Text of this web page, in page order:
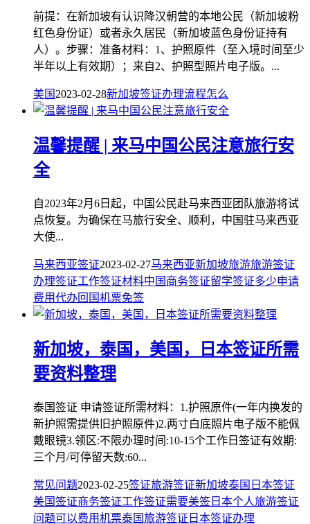
前提：在新加坡有认识降汉朝营的本地公民（新加坡粉
红色身份证）或者永久居民（新加坡蓝色身份证持有
人）。步骤：准备材料：1、护照原件（至入境时间至少
半年以上有效期）；来自2、护照型照片电子版。...
美国 2023-02-28新加坡签证办理流程怎么
温馨提醒 | 来马中国公民注意旅行安
全
自2023年2月6日起，中国公民赴马来西亚团队旅游将试
点恢复。为确保在马旅行安全、顺利，中国驻马来西亚
大使...
马来西亚签证2023-02-27马来西亚新加坡旅游旅游签证
办理签证工作签证材料中国 商务签证留学签证多少申请
费用代办回国机票免签
新加坡，泰国，美国，日本签证所需
要资料整理
泰国签证 申请签证所需材料：1.护照原件(一年内换发的
新护照需提供旧护照原件)2.两寸白底照片电子版不能佩
戴眼镜3.领区:不限办理时间:10-15个工作日签证有效期:
三个月/可停留天数:60...
常见问题2023-02-25签证旅游签证新加坡泰国 日本签证
美国签证商务签证工作签证需要美签 日本个人旅游签证
问题可以费用机票泰国旅游签证 日本签证办理